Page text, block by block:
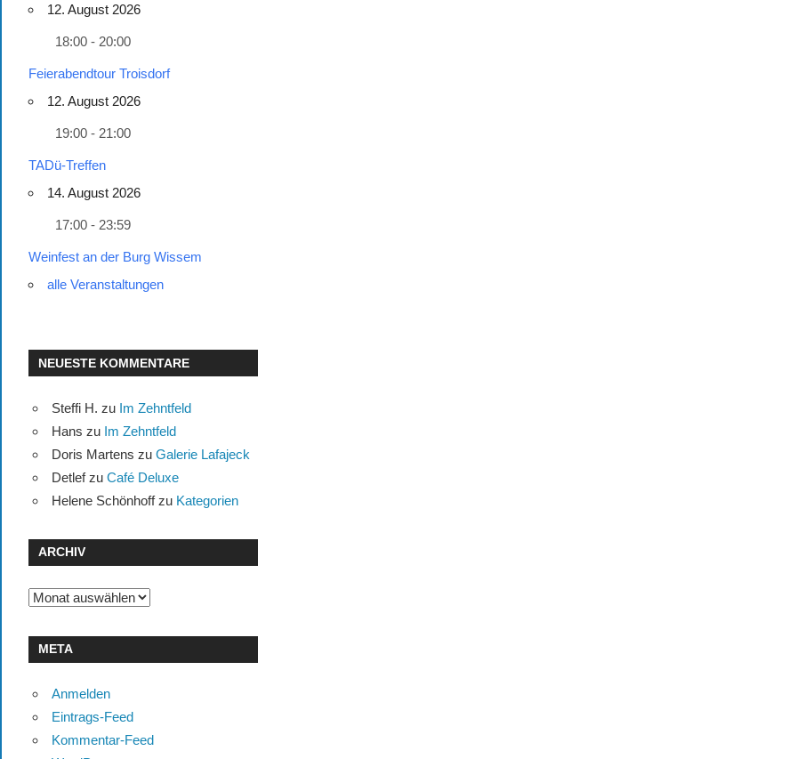
12. August 2026
18:00 - 20:00
Feierabendtour Troisdorf
12. August 2026
19:00 - 21:00
TADü-Treffen
14. August 2026
17:00 - 23:59
Weinfest an der Burg Wissem
alle Veranstaltungen
NEUESTE KOMMENTARE
Steffi H. zu Im Zehntfeld
Hans zu Im Zehntfeld
Doris Martens zu Galerie Lafajeck
Detlefzu Café Deluxe
Helene Schönhoffzu Kategorien
ARCHIV
Archiv
META
Anmelden
Eintrags-Feed
Kommentar-Feed